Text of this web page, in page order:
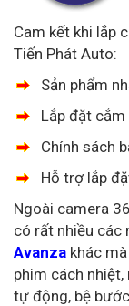
Cam kết khi lắp
Tiến Phát Auto:
Sản phẩm
Lắp đặt
Chính sách
Hỗ trợ lắp
Ngoài camera
có rất nhiều các
Avanza khác
phim cách
tự động, bệ